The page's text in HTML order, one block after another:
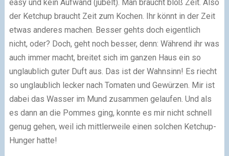
easy und kein Aufwand (jubelt). Man braucht bloß Zeit. Also
der Ketchup braucht Zeit zum Kochen. Ihr könnt in der Zeit
etwas anderes machen. Besser gehts doch eigentlich
nicht, oder? Doch, geht noch besser, denn: Während ihr was
auch immer macht, breitet sich im ganzen Haus ein so
unglaublich guter Duft aus. Das ist der Wahnsinn! Es riecht
so unglaublich lecker nach Tomaten und Gewürzen. Mir ist
dabei das Wasser im Mund zusammen gelaufen. Und als
es dann an die Pommes ging, konnte es mir nicht schnell
genug gehen, weil ich mittlerweile einen solchen Ketchup-
Hunger hatte!